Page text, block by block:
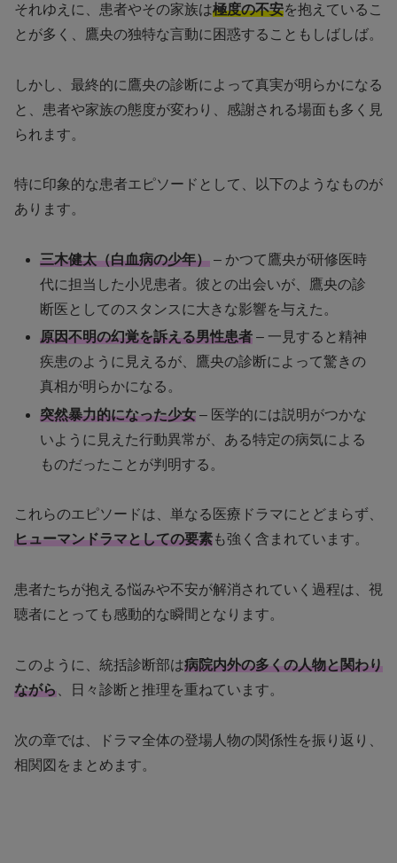
それゆえに、患者やその家族は極度の不安を抱えているこ
とが多く、鷹央の独特な言動に困惑することもしばしば。
しかし、最終的に鷹央の診断によって真実が明らかになる
と、患者や家族の態度が変わり、感謝される場面も多く見
られます。
特に印象的な患者エピソードとして、以下のようなものが
あります。
三木健太（白血病の少年） – かつて鷹央が研修医時
代に担当した小児患者。彼との出会いが、鷹央の診
断医としてのスタンスに大きな影響を与えた。
原因不明の幻覚を訴える男性患者 – 一見すると精神
疾患のように見えるが、鷹央の診断によって驚きの
真相が明らかになる。
突然暴力的になった少女 – 医学的には説明がつかな
いように見えた行動異常が、ある特定の病気による
ものだったことが判明する。
これらのエピソードは、単なる医療ドラマにとどまらず、
ヒューマンドラマとしての要素も強く含まれています。
患者たちが抱える悩みや不安が解消されていく過程は、視
聴者にとっても感動的な瞬間となります。
このように、統括診断部は病院内外の多くの人物と関わり
ながら 、日々診断と推理を重ねています。
次の章では、ドラマ全体の登場人物の関係性を振り返り、
相関図をまとめます。